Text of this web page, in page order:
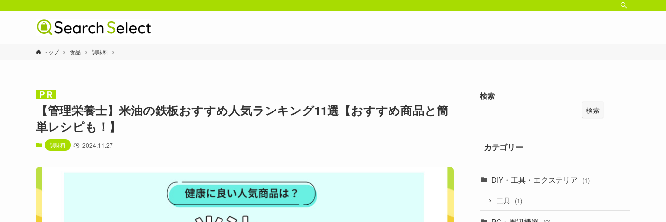
トップ 食品 調味料
【管理栄養士】米油の鉄板おすすめ人気ランキング11選【おすすめ商品と簡
単レシピも！】
調味料 2024.11.27
検索
検索
カテゴリー
DIY・工具・エクステリア (1)
工具 (1)